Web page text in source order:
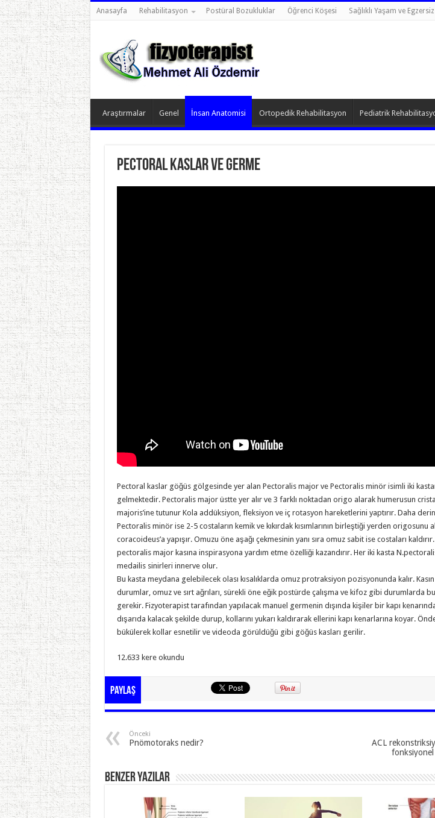
Anasayfa Rehabilitasyon Postüral Bozukluklar Öğrenci Köşesi Sağlıklı Yaşam ve Egzersiz
Araştırmalar Genel İnsan Anatomisi Ortopedik Rehabilitasyon Pediatrik
Pectoral kaslar ve germe
Pectoral kaslar göğüs gölgesinde yer alan Pectoralis major ve Pectoralis minör isimli iki
gelmektedir. Pectoralis major üstte yer alır ve 3 farklı noktadan origo alarak humerusun
majoris’ine tutunur Kola addüksiyon, fleksiyon ve iç rotasyon hareketlerini yaptırır. Daha
Pectoralis minör ise 2-5 costaların kemik ve kıkırdak kısımlarının birleştiği yerden origosunu
coracoideus’a yapışır. Omuzu öne aşağı çekmesinin yanı sıra omuz sabit ise costaları
pectoralis major kasına inspirasyona yardım etme özelliği kazandırır. Her iki kasta
medailis sinirleri innerve olur.
Bu kasta meydana gelebilecek olası kısalıklarda omuz protraksiyon pozisyonunda kalır.
durumlar, omuz ve sırt ağrıları, sürekli öne eğik postürde çalışma ve kifoz gibi durumlarda
gerekir. Fizyoterapist tarafından yapılacak manuel germenin dışında kişiler bir kapı
dışarıda kalacak şekilde durup, kollarını yukarı kaldırarak ellerini kapı kenarlarına koyar.
bükülerek kollar esnetilir ve videoda görüldüğü gibi göğüs kasları gerilir.
12.633 kere okundu
Paylaş
Önceki
Pnömotoraks nedir?
ACL
Benzer Yazılar